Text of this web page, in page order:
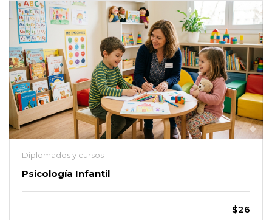
Diplomados y cursos
Psicología Infantil
$26